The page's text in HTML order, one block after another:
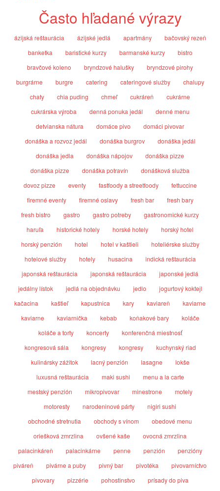
Často hľadané výrazy
ázijská reštaurácia ázijské jedlá apartmány
bačovský rezeň
banketka
baristické kurzy barmanské kurzy
bistro
bravčové koleno
bryndzové halušky
bryndzové pirohy
burgrárne
burgre catering cateringové služby
chalupy
chaty
chia puding chmeľ cukráreň
cukrárne
cukrárska výroba
denná ponuka jedál
denné menu
detvianska nátura
domáce pivo
domáci pivovar
donáška a rozvoz jedál
donáška burgrov
donáška jedál
donáška jedla
donáška nápojov
donáška pizze
donáška pizze
donáška potravín
donášková služba
dovoz pizze
eventy fastfoody a streetfoody
fettuccine
firemné eventy
firemné oslavy fresh bar
fresh bary
fresh bistro
gastro gastro potreby
gastronomické kurzy
haruľa
historické hotely horské hotely
horský hotel
horský penzión
hotel hotel v kaštieli
hoteliérske služby
hotelové služby
hotely husacina
indická reštaurácia
japonská reštaurácia
japonská reštaurácia
japonské jedlá
jedálny lístok
jedlá na objednávku jedlo
jogurtový koktejl
kačacina
kaštieľ kapustnica kary kaviareň
kaviarne
kaviarne
kaviarnička kebab koňakové bary
koláče
koláče a torty
koncerty
konferenčná miestnosť
kongresová sála
kongresy kongresy
kuchynský riad
kulinársky zážitok
lacný penzión lasagne
lokše
luxusná reštaurácia
maki sushi
menu a la carte
mestský penzión
mikropivovar minestrone
motely
motoresty
narodeninové párty
nigiri sushi
obchodné stretnutia
obchody s vínom
obedové menu
oriešková zmrzlina
ovšené kaše
ovocná zmrzlina
palacinkáreň
palacinkárne penne penzión
penzióny
piváreň
pivárne a puby pivný bar pivotéka
pivovarníctvo
pivovary
pizzérie pohostinstvo
prísady do piva